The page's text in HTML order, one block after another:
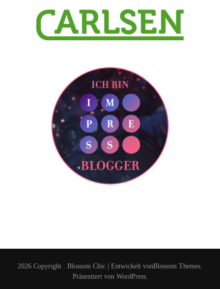
2026 Copyright Blossom Chic | Entwickelt vonBlossom Themes
Präsentiert von WordPress.